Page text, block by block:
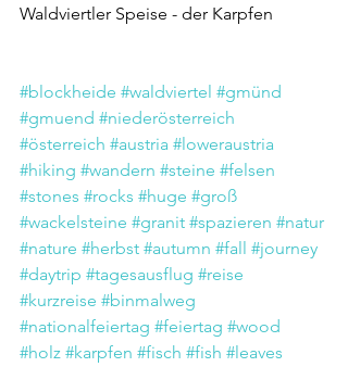
Waldviertler Speise - der Karpfen
#blockheide #waldviertel #gmünd
#gmuend #niederösterreich
#österreich #austria #loweraustria
#hiking #wandern #steine #felsen
#stones #rocks #huge #groß
#wackelsteine #granit #spazieren #natur
#nature #herbst #autumn #fall #journey
#daytrip #tagesausflug #reise
#kurzreise #binmalweg
#nationalfeiertag #feiertag #wood
#holz #karpfen #fisch #fish #leaves